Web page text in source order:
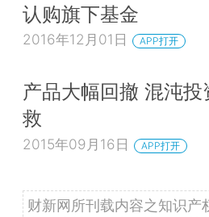
认购旗下基金
2016年12月01日 APP打开
产品大幅回撤 混沌投
救
2015年09月16日 APP打开
财新网所刊载内容之知识